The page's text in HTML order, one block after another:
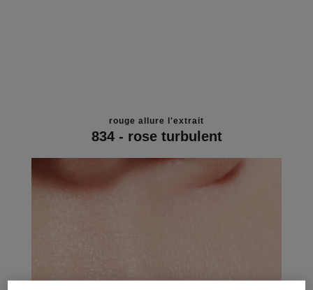
rouge allure l'extrait
834 - rose turbulent